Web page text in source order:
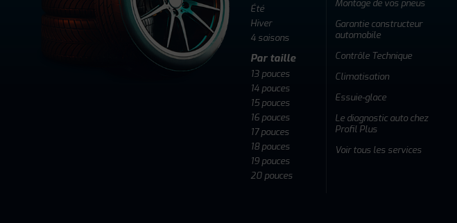
Été
Hiver
4 saisons
Par taille
13 pouces
14 pouces
15 pouces
16 pouces
17 pouces
18 pouces
19 pouces
20 pouces
Montage de vos pneus
Garantie constructeur
automobile
Contrôle Technique
Climatisation
Essuie-glace
Le diagnostic auto chez
Profil Plus
Voir tous les services